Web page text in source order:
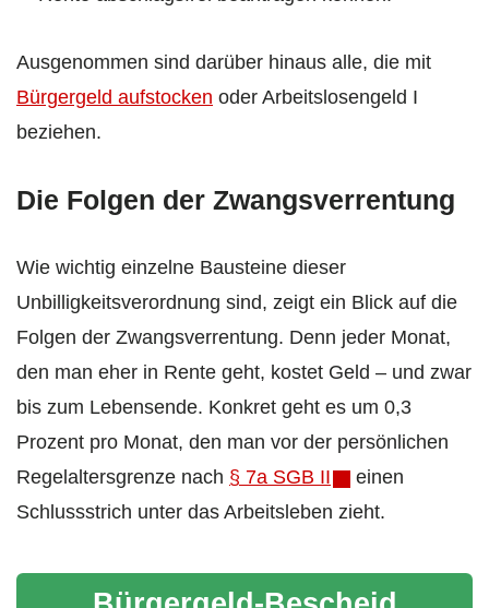
Ausgenommen sind darüber hinaus alle, die mit
Bürgergeld aufstocken oder Arbeitslosengeld I
beziehen.
Die Folgen der Zwangsverrentung
Wie wichtig einzelne Bausteine dieser
Unbilligkeitsverordnung sind, zeigt ein Blick auf die
Folgen der Zwangsverrentung. Denn jeder Monat,
den man eher in Rente geht, kostet Geld – und zwar
bis zum Lebensende. Konkret geht es um 0,3
Prozent pro Monat, den man vor der persönlichen
Regelaltersgrenze nach § 7a SGB II
einen
Schlussstrich unter das Arbeitsleben zieht.